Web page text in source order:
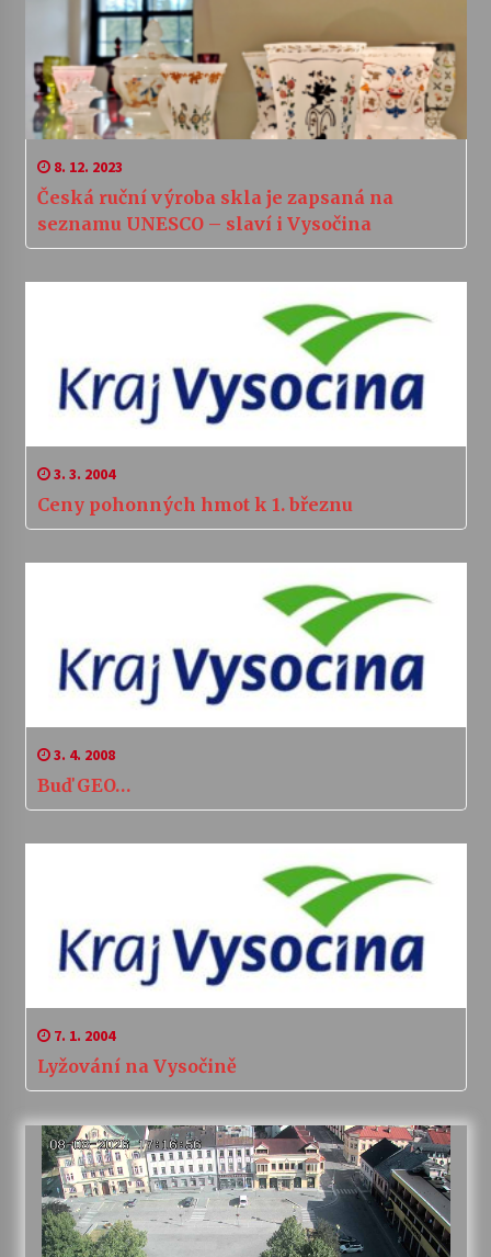
8. 12. 2023
Česká ruční výroba skla je zapsaná na
seznamu UNESCO – slaví i Vysočina
3. 3. 2004
Ceny pohonných hmot k 1. březnu
3. 4. 2008
Buď GEO…
7. 1. 2004
Lyžování na Vysočině